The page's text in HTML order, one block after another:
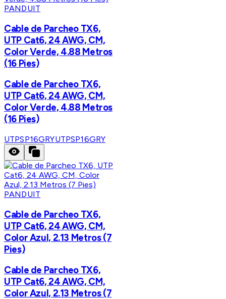
PANDUIT
Cable de Parcheo TX6,
UTP Cat6, 24 AWG, CM,
Color Verde, 4.88 Metros
(16 Pies)
Cable de Parcheo TX6,
UTP Cat6, 24 AWG, CM,
Color Verde, 4.88 Metros
(16 Pies)
UTPSP16GRYUTPSP16GRY
PANDUIT
Cable de Parcheo TX6,
UTP Cat6, 24 AWG, CM,
Color Azul, 2.13 Metros (7
Pies)
Cable de Parcheo TX6,
UTP Cat6, 24 AWG, CM,
Color Azul, 2.13 Metros (7